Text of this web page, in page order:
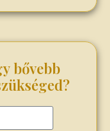
bővebb